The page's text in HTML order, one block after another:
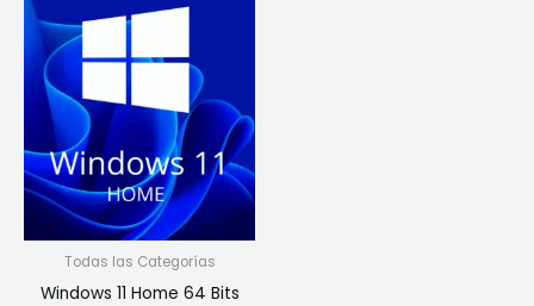
Todas las Categorías
Windows 11 Home 64 Bits